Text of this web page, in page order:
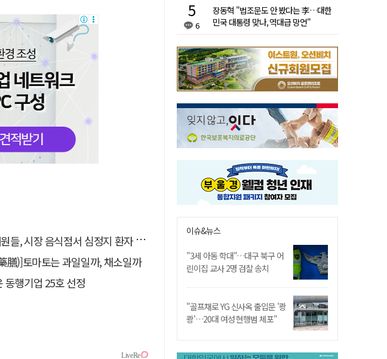
시장 음식점서 심정지 환자 생명 살려
膳)]토마토는 과일일까, 채소일까
동행기업 25호 선정
6
장동혁 "법조문도 안 봤다는 李…대한
민국 대통령 맞나, 역대급 망언"
이슈&뉴스
"3세 아동 학대"…대구 북구 어
린이집 교사 2명 검찰 송치
"골프채로 YG 신사옥 출입문 '쾅
쾅'…20대 여성 현행범 체포"